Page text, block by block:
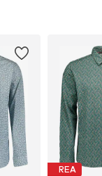
REA